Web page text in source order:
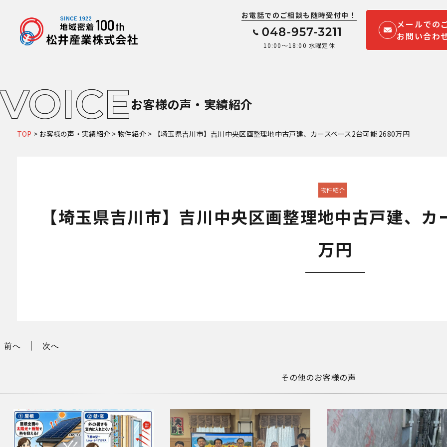
お電話でのご相談も随時受付中！
10:00～18:00 水曜定休
メールでの
お問い合わ
VOICEお客様の声・実績紹介
TOP > お客様の声・実績紹介 > 物件紹介 > 【埼玉県吉川市】吉川中央区画整理地中古戸建、カースペース2台可能 2680万円
物件紹介
【埼玉県吉川市】吉川中央区画整理地中古戸建、
万円
前へ 次へ
その他のお客様の声